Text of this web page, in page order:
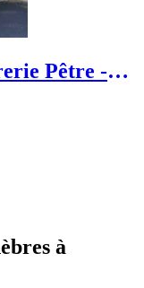
Pêtre -
à